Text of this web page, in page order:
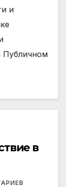
и
Публичном
в